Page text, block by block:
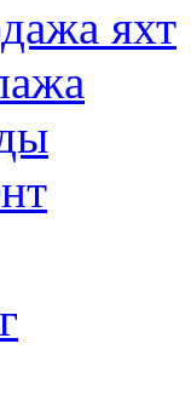
яхт